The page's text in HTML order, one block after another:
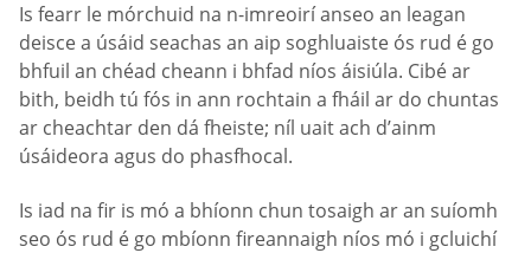
Is fearr le mórchuid na n-imreoirí anseo an leagan
deisce a úsáid seachas an aip soghluaiste ós rud é go
bhfuil an chéad cheann i bhfad níos áisiúla. Cibé ar
bith, beidh tú fós in ann rochtain a fháil ar do chuntas
ar cheachtar den dá fheiste; níl uait ach d’ainm
úsáideora agus do phasfhocal.
Is iad na fir is mó a bhíonn chun tosaigh ar an suíomh
seo ós rud é go mbíonn fireannaigh níos mó i gcluichí